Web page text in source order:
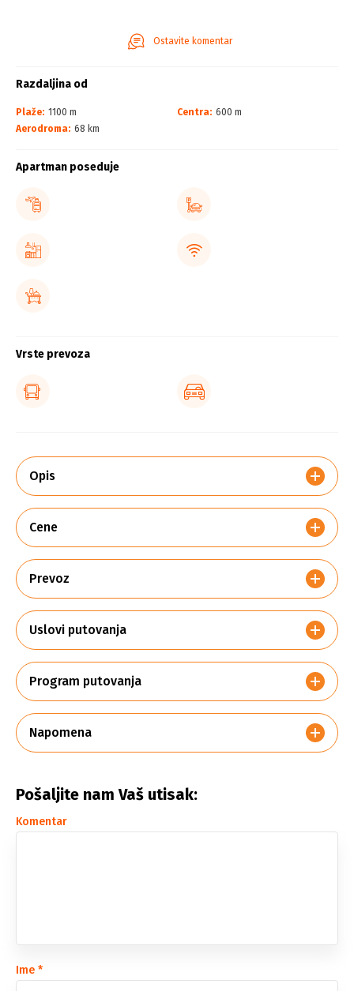
Ostavite komentar
Razdaljina od
Plaže: 1100 m Centra: 600 m
Aerodroma: 68 km
Apartman poseduje
Vrste prevoza
Opis
Cene
Prevoz
Uslovi putovanja
Program putovanja
Napomena
Pošaljite nam Vaš utisak:
Komentar
Ime *